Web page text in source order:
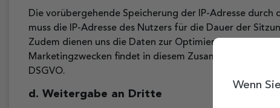
Wenn
Die vorübergehende Speicherung der IP-Adresse
muss die IP-Adresse des Nutzers für die Dauer der
Zudem dienen uns die Daten zur Optimierung der
Marketingzwecken findet in diesem Zusammenhang
DSGVO.
d. Weitergabe an Dritte